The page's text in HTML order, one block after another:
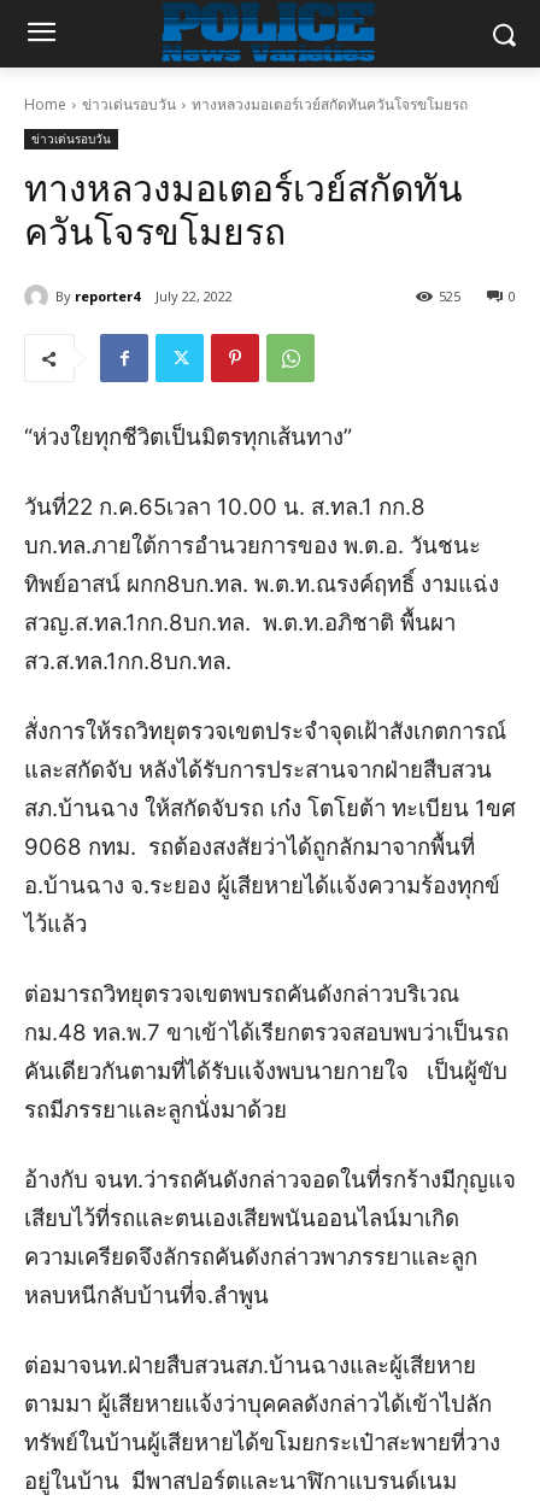
Home ข่าวเด่นรอบวัน ทางหลวงมอเตอร์เวย์สกัดทันควันโจรขโมยรถ
ข่าวเด่นรอบวัน
ทางหลวงมอเตอร์เวย์สกัดทัน
ควันโจรขโมยรถ
By reporter4 July 22, 2022 0
525
“ห่วงใยทุกชีวิตเป็นมิตรทุกเส้นทาง”
วันที่22 ก.ค.65เวลา 10.00 น. ส.ทล.1 กก.8
บก.ทล.ภายใต้การอำนวยการของ พ.ต.อ. วันชนะ
ทิพย์อาสน์ ผกก8บก.ทล. พ.ต.ท.ณรงค์ฤทธิ์ งามแฉ่ง
สวญ.ส.ทล.1กก.8บก.ทล. พ.ต.ท.อภิชาติ พื้นผา
สว.ส.ทล.1กก.8บก.ทล.
สั่งการให้รถวิทยุตรวจเขตประจำจุดเฝ้าสังเกตการณ์
และสกัดจับ หลังได้รับการประสานจากฝ่ายสืบสวน
สภ.บ้านฉาง ให้สกัดจับรถ เก๋ง โตโยต้า ทะเบียน 1ขศ
9068 กทม. รถต้องสงสัยว่าได้ถูกลักมาจากพื้นที่
อ.บ้านฉาง จ.ระยอง ผู้เสียหายได้เเจ้งความร้องทุกข์
ไว้แล้ว
ต่อมารถวิทยุตรวจเขตพบรถคันดังกล่าวบริเวณ
กม.48 ทล.พ.7 ขาเข้าได้เรียกตรวจสอบพบว่าเป็นรถ
คันเดียวกันตามที่ได้รับแจ้งพบนายกายใจ เป็นผู้ขับ
รถมีภรรยาและลูกนั่งมาด้วย
อ้างกับ จนท.ว่ารถคันดังกล่าวจอดในที่รกร้างมีกุญแจ
เสียบไว้ที่รถและตนเองเสียพนันออนไลน์มาเกิด
ความเครียดจึงลักรถคันดังกล่าวพาภรรยาและลูก
หลบหนีกลับบ้านที่จ.ลำพูน
ต่อมาจนท.ฝ่ายสืบสวนสภ.บ้านฉางและผู้เสียหาย
ตามมา ผู้เสียหายเเจ้งว่าบุคคลดังกล่าวได้เข้าไปลัก
ทรัพย์ในบ้านผู้เสียหายได้ขโมยกระเป๋าสะพายที่วาง
อยู่ในบ้าน มีพาสปอร์ตและนาฬิกาแบรนด์เนม